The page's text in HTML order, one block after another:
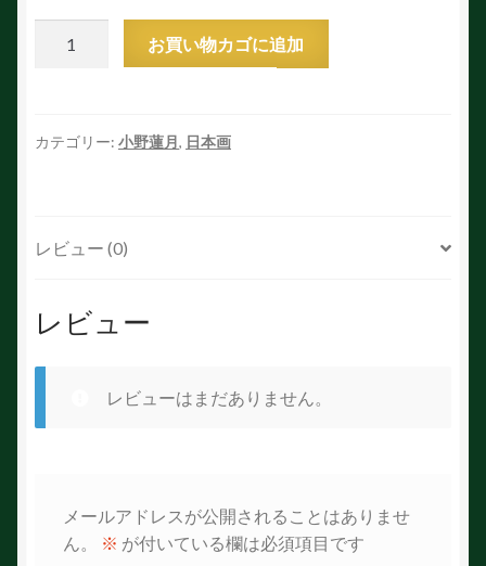
薩
お買い物カゴに追加
カテゴリー: 小野蓮月, 日本画
レビュー (0)
レビュー
レビューはまだありません。
メールアドレスが公開されることはありませ
ん。
※ が付いている欄は必須項目です